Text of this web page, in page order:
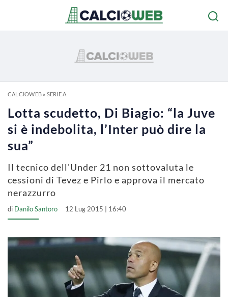
CALCIOWEB» SERIE A
Lotta scudetto, Di Biagio: “la Juve
si è indebolita, l’Inter può dire la
sua”
Il tecnico dell'Under 21 non sottovaluta le
cessioni di Tevez e Pirlo e approva il mercato
nerazzurro
di Danilo Santoro 12 Lug 2015 | 16:40